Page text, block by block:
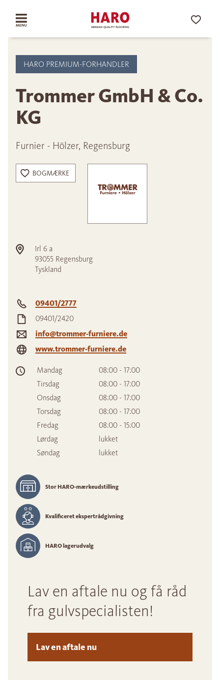
HARO PREMIUM-FORHANDLER
Trommer GmbH & Co.
KG
Furnier - Hölzer, Regensburg
BOGMÆRKE
Irl 6 a
93055 Regensburg
Tyskland
09401/2777
09401/2420
info@trommer-furniere.de
www.trommer-furniere.de
Mandag
08:00 - 17:00
Tirsdag
08:00 - 17:00
Onsdag
08:00 - 17:00
Torsdag
08:00 - 17:00
Fredag
08:00 - 15:00
Lørdag
lukket
Søndag
lukket
Stor HARO-mærkeudstilling
Kvalificeret ekspertrådgivning
HARO lagerudvalg
Lav en aftale nu og få råd
fra gulvspecialisten!
Lav en aftale nu